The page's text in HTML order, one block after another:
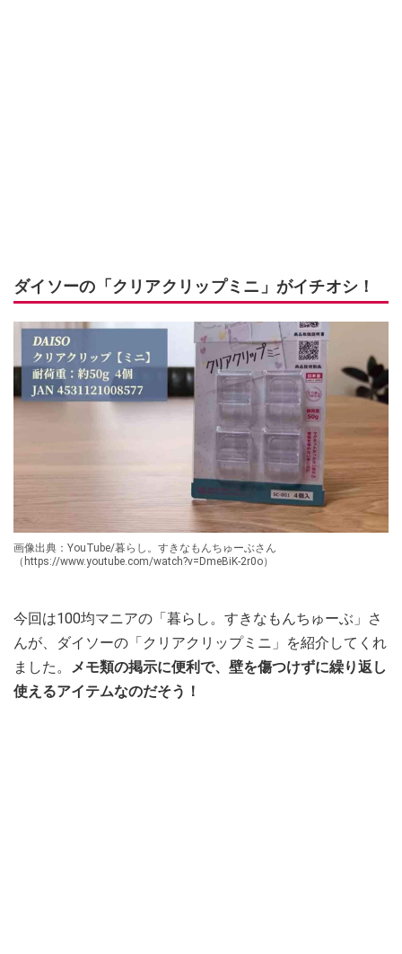
ダイソーの「クリアクリップミニ」がイチオシ！
画像出典：YouTube/暮らし。すきなもんちゅーぶさん
（https://www.youtube.com/watch?v=DmeBiK-2r0o）
今回は100均マニアの「暮らし。すきなもんちゅーぶ」さ
んが、ダイソーの「クリアクリップミニ」を紹介してくれ
ました。 メモ類の掲示に便利で、壁を傷つけずに繰り返し
使えるアイテムなのだそう！